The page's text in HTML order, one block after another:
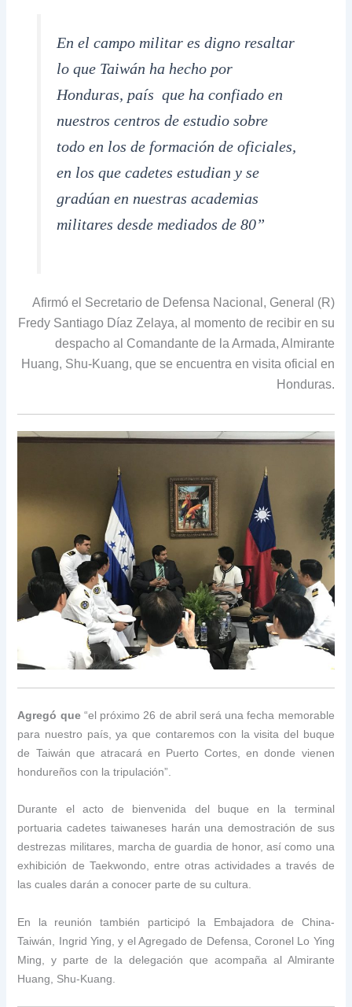
En el campo militar es digno resaltar
lo que Taiwán ha hecho por
Honduras, país que ha confiado en
nuestros centros de estudio sobre
todo en los de formación de oficiales,
en los que cadetes estudian y se
gradúan en nuestras academias
militares desde mediados de 80”
Afirmó el Secretario de Defensa Nacional, General (R)
Fredy Santiago Díaz Zelaya, al momento de recibir en su
despacho al Comandante de la Armada, Almirante
Huang, Shu-Kuang, que se encuentra en visita oficial en
Honduras.
Agregó que“el próximo 26 de abril será una fecha memorable
para nuestro país, ya que contaremos con la visita del buque
de Taiwán que atracará en Puerto Cortes, en donde vienen
hondureños con la tripulación”.
Durante el acto de bienvenida del buque en la terminal
portuaria cadetes taiwaneses harán una demostración de sus
destrezas militares, marcha de guardia de honor, así como una
exhibición de Taekwondo, entre otras actividades a través de
las cuales darán a conocer parte de su cultura.
En la reunión también participó la Embajadora de China-
Taiwán, Ingrid Ying, y el Agregado de Defensa, Coronel Lo Ying
Ming, y parte de la delegación que acompaña al Almirante
Huang, Shu-Kuang.